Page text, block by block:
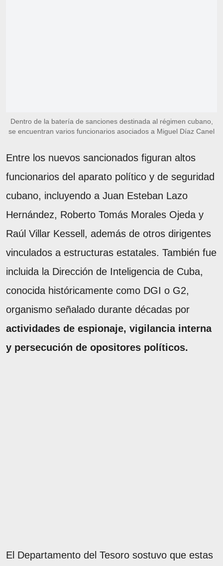
Dentro de la batería de sanciones destinada al régimen cubano,
se encuentran varios funcionarios asociados a Miguel Díaz Canel
Entre los nuevos sancionados figuran altos
funcionarios del aparato político y de seguridad
cubano, incluyendo a Juan Esteban Lazo
Hernández, Roberto Tomás Morales Ojeda y
Raúl Villar Kessell, además de otros dirigentes
vinculados a estructuras estatales. También fue
incluida la Dirección de Inteligencia de Cuba,
conocida históricamente como DGI o G2,
organismo señalado durante décadas por
actividades de espionaje, vigilancia interna
y persecución de opositores políticos.
El Departamento del Tesoro sostuvo que estas